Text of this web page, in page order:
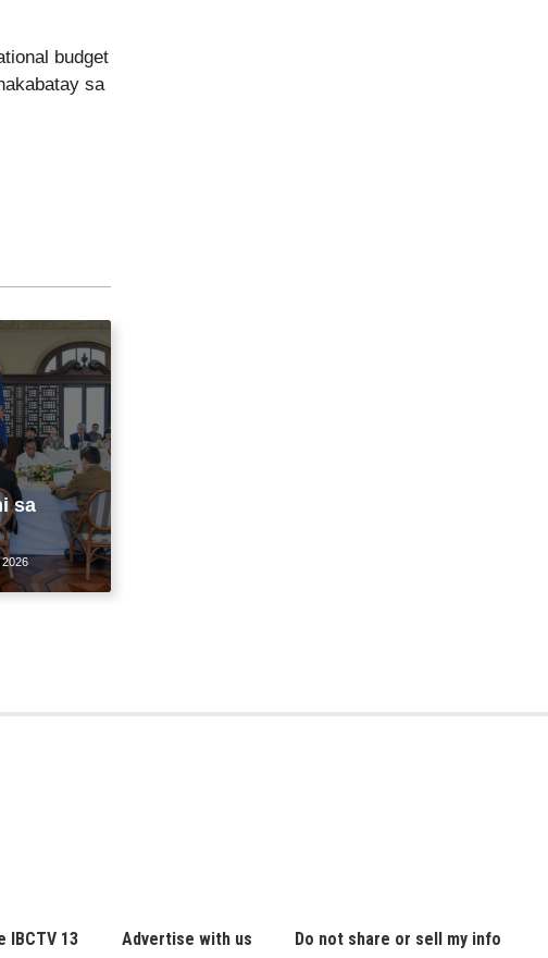
budget
sa
sa
IBCTV 13 Advertise with us Do not share or sell my info